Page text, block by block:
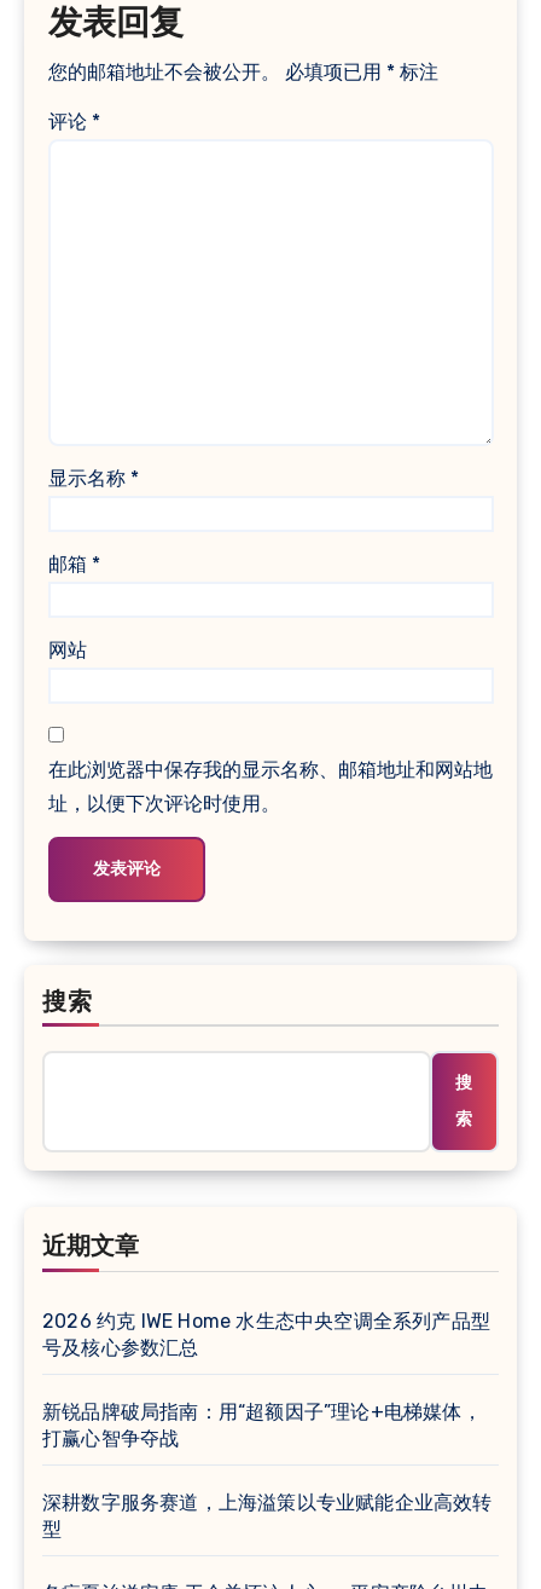
发表回复
您的邮箱地址不会被公开。 必填项已用 *标注
评论 *
显示名称 *
邮箱 *
网站
在此浏览器中保存我的显示名称、邮箱地址和网站地
址，以便下次评论时使用。
搜索
搜
索
近期文章
2026 约克 IWE Home 水生态中央空调全系列产品型
号及核心参数汇总
新锐品牌破局指南：用“超额因子”理论+电梯媒体，
打赢心智争夺战
深耕数字服务赛道，上海溢策以专业赋能企业高效转
型